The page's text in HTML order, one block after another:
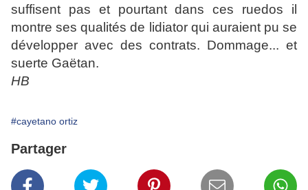
suffisent pas et pourtant dans ces ruedos il
montre ses qualités de lidiator qui auraient pu se
développer avec des contrats. Dommage... et
suerte Gaëtan.
HB
#cayetano ortiz
Partager